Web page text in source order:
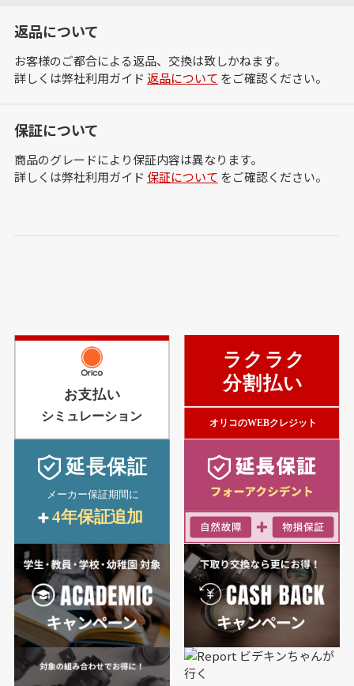
返品について
お客様のご都合による返品、交換は致しかねます。
詳しくは弊社利用ガイド 返品について をご確認ください。
保証について
商品のグレードにより保証内容は異なります。
詳しくは弊社利用ガイド 保証について をご確認ください。